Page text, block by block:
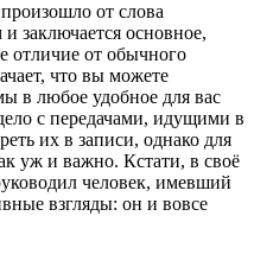
от слова
заключается основное,
отличие от обычного
что вы можете
в любое удобное для вас
с передачами, идущими в
их в записи, однако для
уж и важно. Кстати, в своё
человек, имевший
взгляды: он и вовсе